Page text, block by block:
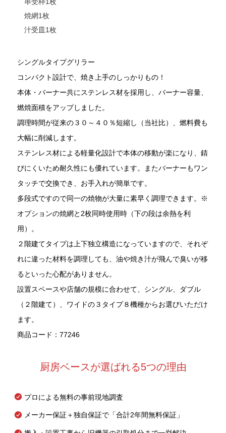
焼網1枚
汁受皿1枚
シングルタイプグリラー
コンパクト設計で、焼き上手のしっかりもの！
本体・バーナー共にステンレス材を採用し、バーナー容量、
燃焼面積をアップしました。
調理時間が従来の３０～４０％短縮し（当社比）、燃料費も
大幅に削減します。
ステンレス材による軽量化設計で本体の移動が楽になり、錆
びにくいため耐久性にも優れています。またバーナーもワン
タッチで交換でき、お手入れが簡単です。
多段式ですので同一の焼物が大量に素早く調理できます。※
オプションの焼網と2枚同時使用時（下の段は余熱を利
用）。
２階建てタイプは上下独立構造になっていますので、それぞ
れに違った材料を調理しても、油や焼き汁が飛んで臭いが移
るといった心配がありません。
設置スペースや店舗の規模に合わせて、シングル、ダブル
（２階建て）、ワイドの３タイプ８機種からお選びいただけ
ます。
商品コード：77246
厨房ベースが選ばれる5つの理由
プロによる無料の事前現地調査
メーカー保証＋独自保証で「合計2年間無料保証」